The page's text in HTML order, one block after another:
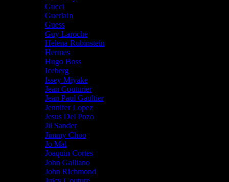
Gucci
Guerlain
Guess
Guy Laroche
Helena Rubinstein
Hermes
Hugo Boss
Iceberg
Issey Miyake
Jean Couturier
Jean Paul Gaultier
Jennifer Lopez
Jesus Del Pozo
Jil Sander
Jimmy Choo
Jo Mal
Joaquin Cortes
John Galliano
John Richmond